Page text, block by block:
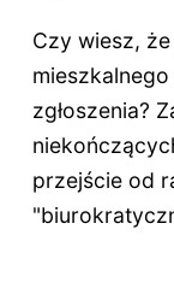
Czy wiesz,
zgłoszenia?
przejście od